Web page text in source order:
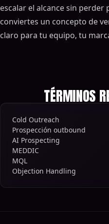
escalar el alcance sin perder
conviertes un concepto de
claro para tu equipo, tu
TÉRMINOS
Cold Outreach
Prospección outbound
AI Prospecting
MEDDIC
MQL
Objection Handling